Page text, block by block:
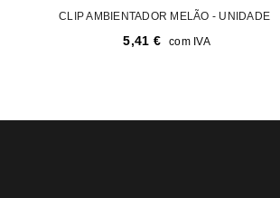
CLIP AMBIENTADOR MELÃO - UNIDADE
5,41 € com IVA